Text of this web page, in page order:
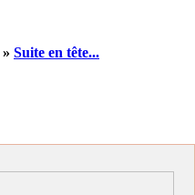
» Suite en tête...